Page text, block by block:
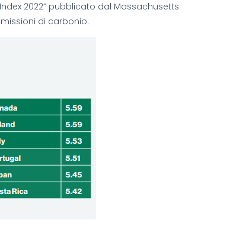
2022” pubblicato dal Massachusetts
di carbonio.